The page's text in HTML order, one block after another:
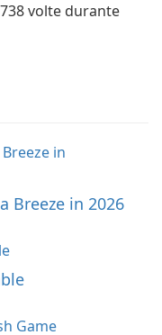
volte durante
Breeze in 2026